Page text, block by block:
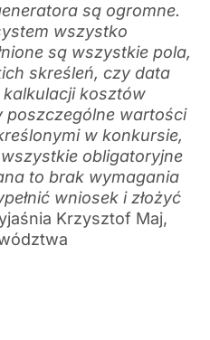
są ogromne.
wszystko
są wszystkie pola,
skreśleń, czy data
kalkulacji kosztów
poszczególne wartości
w konkursie,
obligatoryjne
to brak wymagania
wniosek i złożyć
Krzysztof Maj,